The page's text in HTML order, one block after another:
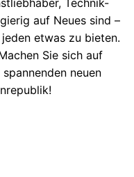
Technik-
auf Neues sind –
etwas zu bieten.
Sie sich auf
neuen